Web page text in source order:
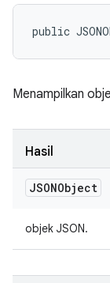
public
Menampilkan
Hasil
JSONObject
objek JSON.